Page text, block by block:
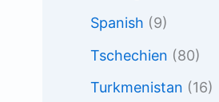
Spanish (9)
Tschechien (80)
Turkmenistan (16)